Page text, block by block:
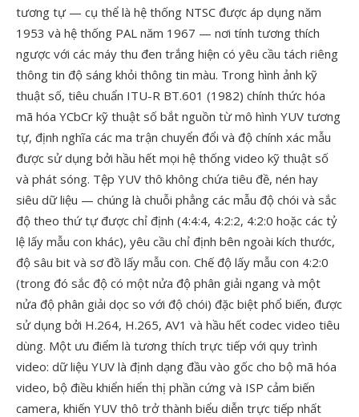
tương tự — cụ thể là hệ thống NTSC được áp dụng năm
1953 và hệ thống PAL năm 1967 — nơi tính tương thích
ngược với các máy thu đen trắng hiện có yêu cầu tách riêng
thông tin độ sáng khỏi thông tin màu. Trong hình ảnh kỹ
thuật số, tiêu chuẩn ITU-R BT.601 (1982) chính thức hóa
mã hóa YCbCr kỹ thuật số bắt nguồn từ mô hình YUV tương
tự, định nghĩa các ma trận chuyển đổi và độ chính xác mẫu
được sử dụng bởi hầu hết mọi hệ thống video kỹ thuật số
và phát sóng. Tệp YUV thô không chứa tiêu đề, nén hay
siêu dữ liệu — chúng là chuỗi phẳng các mẫu độ chói và sắc
độ theo thứ tự được chỉ định (4:4:4, 4:2:2, 4:2:0 hoặc các tỷ
lệ lấy mẫu con khác), yêu cầu chỉ định bên ngoài kích thước,
độ sâu bit và sơ đồ lấy mẫu con. Chế độ lấy mẫu con 4:2:0
(trong đó sắc độ có một nửa độ phân giải ngang và một
nửa độ phân giải dọc so với độ chói) đặc biệt phổ biến, được
sử dụng bởi H.264, H.265, AV1 và hầu hết codec video tiêu
dùng. Một ưu điểm là tương thích trực tiếp với quy trình
video: dữ liệu YUV là định dạng đầu vào gốc cho bộ mã hóa
video, bộ điều khiển hiển thị phần cứng và ISP cảm biến
camera, khiến YUV thô trở thành biểu diễn trực tiếp nhất